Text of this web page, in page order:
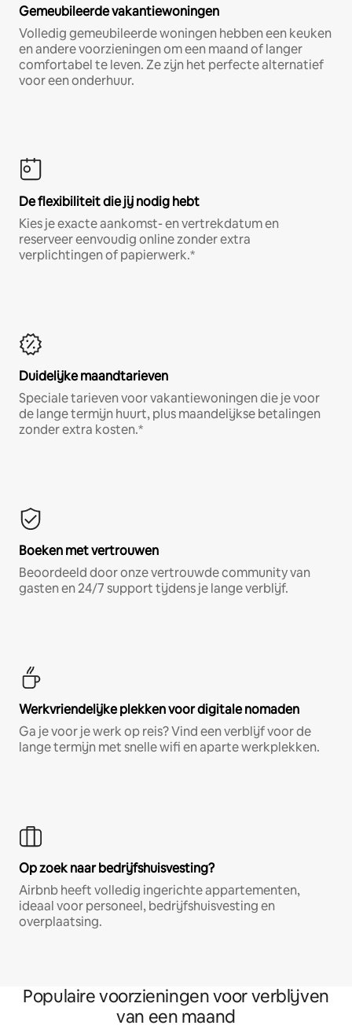
Gemeubileerde vakantiewoningen
Volledig gemeubileerde woningen hebben een keuken
en andere voorzieningen om een maand of langer
comfortabel te leven. Ze zijn het perfecte alternatief
voor een onderhuur.
De flexibiliteit die jij nodig hebt
Kies je exacte aankomst- en vertrekdatum en
reserveer eenvoudig online zonder extra
verplichtingen of papierwerk.*
Duidelijke maandtarieven
Speciale tarieven voor vakantiewoningen die je voor
de lange termijn huurt, plus maandelijkse betalingen
zonder extra kosten.*
Boeken met vertrouwen
Beoordeeld door onze vertrouwde community van
gasten en 24/7 support tijdens je lange verblijf.
Werkvriendelijke plekken voor digitale nomaden
Ga je voor je werk op reis? Vind een verblijf voor de
lange termijn met snelle wifi en aparte werkplekken.
Op zoek naar bedrijfshuisvesting?
Airbnb heeft volledig ingerichte appartementen,
ideaal voor personeel, bedrijfshuisvesting en
overplaatsing.
Populaire voorzieningen voor verblijven
van een maand